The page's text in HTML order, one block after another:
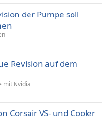
der Pumpe soll
Revision auf dem
mit Nvidia
Corsair VS- und Cooler